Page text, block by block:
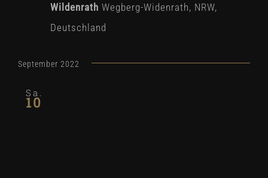
Wildenrath Wegberg-Widenrath, NRW,
Deutschland
September 2022
Sa.
10